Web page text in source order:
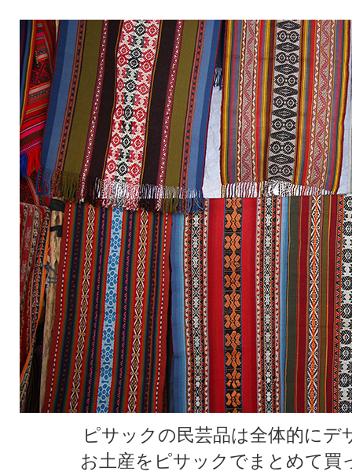
ピサックの民芸品は全体的にデ
お土産をピサックでまとめて買